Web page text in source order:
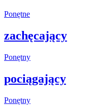
Ponętne
zachęcający
Ponętny
pociągający
Ponętny